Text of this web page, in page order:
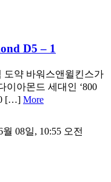
D5 – 1
도약 바워스앤윌킨스가
이아몬드 세대인 ‘800
[…] More
월 08일, 10:55 오전